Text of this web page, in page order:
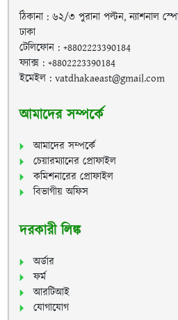
ঠিকানা : ৬২/৩ পুরানা পল্টন, ন্যাশনাল
ঢাকা
টেলিফোন : +8802223390184
ফ্যাক্স : +8802223390184
ইমেইল : vatdhakaeast@gmail.com
আমাদের সম্পর্কে
আমাদের সম্পর্কে
চেয়ারম্যানের প্রোফাইল
কমিশনারের প্রোফাইল
বিভাগীয় অফিস
দরকারী লিঙ্ক
অর্ডার
ফর্ম
আরটিআই
যোগাযোগ